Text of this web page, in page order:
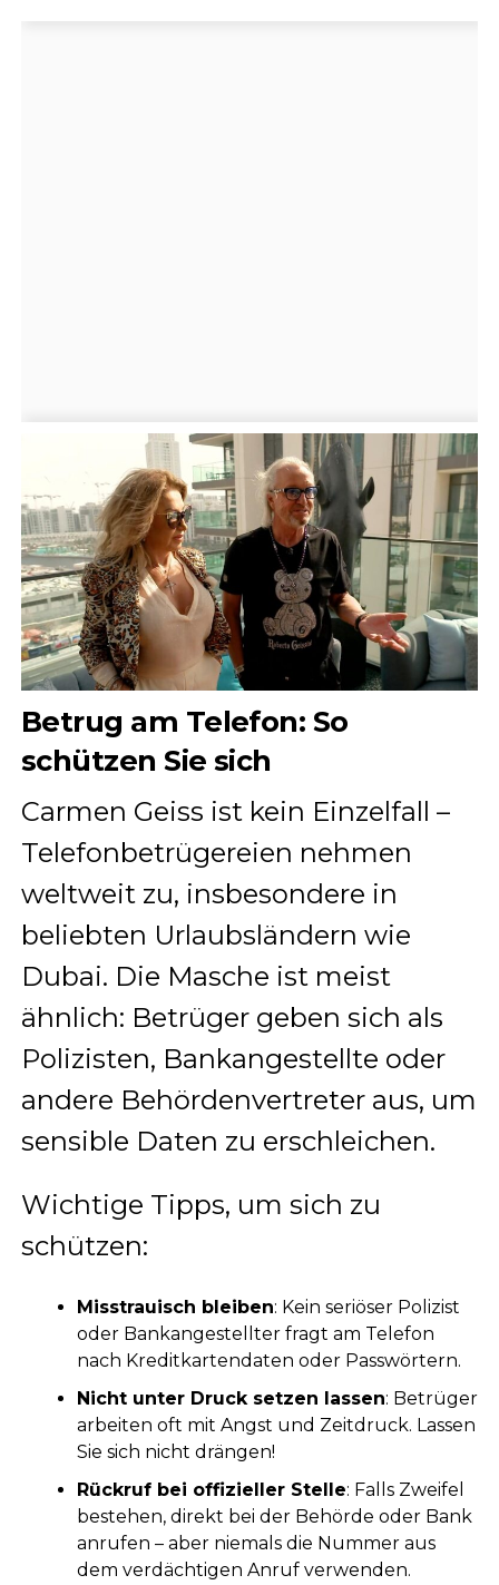
Betrug am Telefon: So
schützen Sie sich
Carmen Geiss ist kein Einzelfall –
Telefonbetrügereien nehmen
weltweit zu, insbesondere in
beliebten Urlaubsländern wie
Dubai. Die Masche ist meist
ähnlich: Betrüger geben sich als
Polizisten, Bankangestellte oder
andere Behördenvertreter aus, um
sensible Daten zu erschleichen.
Wichtige Tipps, um sich zu
schützen:
Misstrauisch bleiben: Kein seriöser Polizist
oder Bankangestellter fragt am Telefon
nach Kreditkartendaten oder Passwörtern.
Nicht unter Druck setzen lassen: Betrüger
arbeiten oft mit Angst und Zeitdruck. Lassen
Sie sich nicht drängen!
Rückruf bei offizieller Stelle: Falls Zweifel
bestehen, direkt bei der Behörde oder Bank
anrufen – aber niemals die Nummer aus
dem verdächtigen Anruf verwenden.